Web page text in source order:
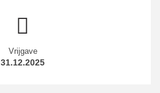
Vrijgave
31.12.2025